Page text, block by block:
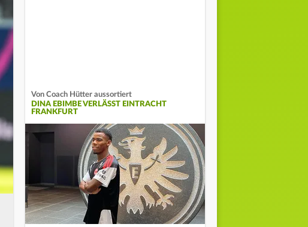
Von Coach Hütter aussortiert
DINA EBIMBE VERLÄSST EINTRACHT
FRANKFURT